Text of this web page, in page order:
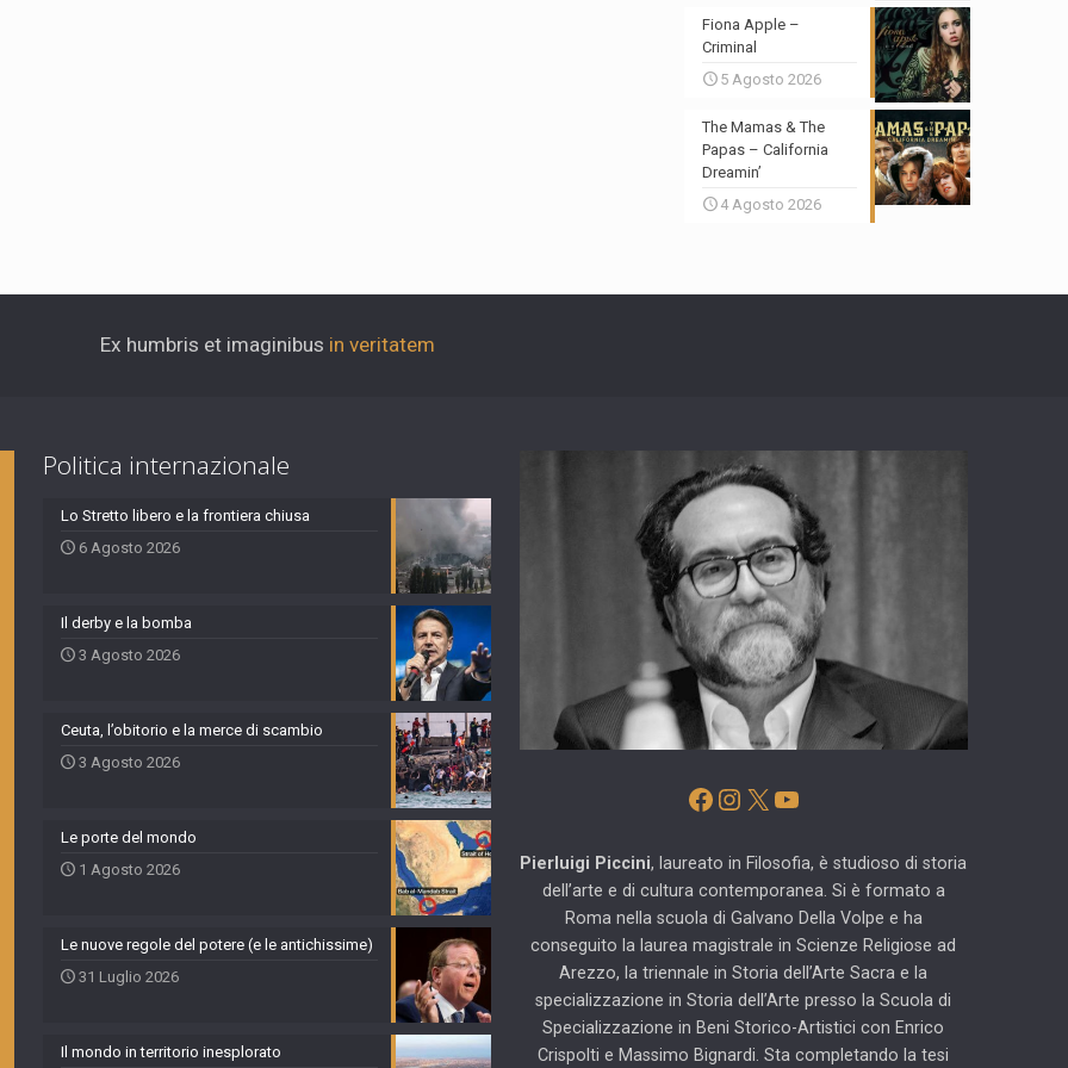
Fiona Apple –
Criminal
5 Agosto 2026
The Mamas & The
Papas – California
Dreamin’
4 Agosto 2026
Ex humbris et imaginibus in veritatem
Politica internazionale
Lo Stretto libero e la frontiera chiusa
6 Agosto 2026
Il derby e la bomba
3 Agosto 2026
Ceuta, l’obitorio e la merce di scambio
3 Agosto 2026
Le porte del mondo
1 Agosto 2026
Le nuove regole del potere (e le antichissime)
31 Luglio 2026
Il mondo in territorio inesplorato
Facebook
Instagram
X YouTube
Pierluigi Piccini, laureato in Filosofia, è studioso di storia
dell’arte e di cultura contemporanea. Si è formato a
Roma nella scuola di Galvano Della Volpe e ha
conseguito la laurea magistrale in Scienze Religiose ad
Arezzo, la triennale in Storia dell’Arte Sacra e la
specializzazione in Storia dell’Arte presso la Scuola di
Specializzazione in Beni Storico-Artistici con Enrico
Crispolti e Massimo Bignardi. Sta completando la tesi